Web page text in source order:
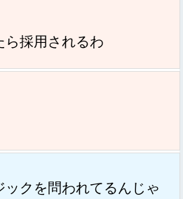
ら採用されるわ
ックを問われてるんじゃ